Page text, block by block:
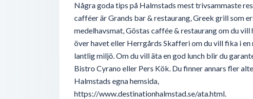
Några goda tips på Halmstads mest trivsammaste
cafféer är Grands bar & restaurang, Greek grill som
medelhavsmat, Göstas caffée & restaurang om du
över havet eller Herrgårds Skafferi om du vill fika i en
lantlig miljö. Om du vill äta en god lunch blir du
Bistro Cyrano eller Pers Kök. Du finner annars fler
Halmstads egna hemsida,
https://www.destinationhalmstad.se/ata.html.